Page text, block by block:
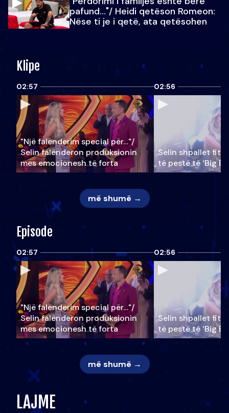
pafund…"/ Heidi qetëson Romeon:
Nëse ti je i qetë, ata qetësohen
Klipe
02:57
"Një falenderim special për…"/
Selin falënderon produksionin
mes emocionesh të forta
02:56
Selin shpallet
të pestë të ‘Big
më shumë →
Episode
02:57
"Një falenderim special për…"/
Selin falënderon produksionin
mes emocionesh të forta
02:56
Selin shpallet
të pestë të ‘Big
më shumë →
LAJME